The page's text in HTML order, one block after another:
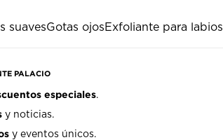
suavesGotas ojosExfoliante para labios
PALACIO
especiales.
y noticias.
y eventos únicos.